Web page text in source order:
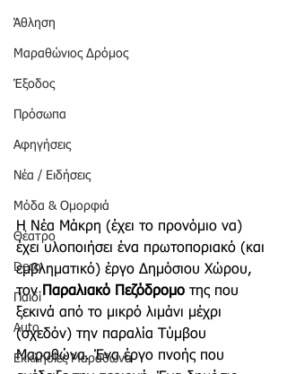
Άθληση
Μαραθώνιος Δρόμος
Έξοδος
Πρόσωπα
Αφηγήσεις
Νέα / Ειδήσεις
Μόδα & Ομορφιά
Θέατρο
Deco
Παιδί
Auto
Εκκλησίες Μαραθώνα
Η Νέα Μάκρη (έχει το προνόμιο να)
έχει υλοποιήσει ένα πρωτοποριακό (και
εμβληματικό) έργο Δημόσιου Χώρου,
τον Παραλιακό Πεζόδρομο της που
ξεκινά από το μικρό λιμάνι μέχρι
(σχεδόν) την παραλία Τύμβου
Μαραθώνα. Ένα έργο πνοής που